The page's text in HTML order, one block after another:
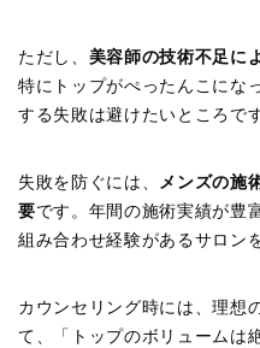
ただし、 美容師の技術不足に
特にトップがぺったんこにな
する失敗は避けたいところです
失敗を防ぐには、
メンズの施
要です。年間の施術実績が豊
組み合わせ経験があるサロン
カウンセリング時には、理想
て、「トップのボリュームは